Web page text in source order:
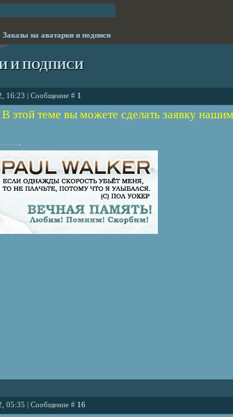
Заказы на аватарки и подписи
И ПОДПИСИ
16:23 | Сообщение # 1
В этой теме вы можете сделать заявку
05:35 | Сообщение # 16